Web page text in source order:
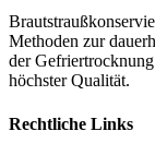
Methoden zur
der
höchster Qualität.
Rechtliche Links